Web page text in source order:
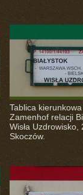
Tablica
Zamenhof relacji
Wisła Uzdrowisko,
Skoczów.